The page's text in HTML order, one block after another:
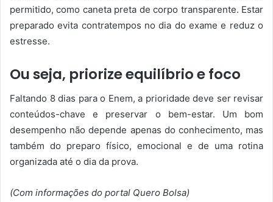
permitido, como caneta preta de corpo transparente. Estar
preparado evita contratempos no dia do exame e reduz o
estresse.
Ou seja, priorize equilíbrio e foco
Faltando 8 dias para o Enem, a prioridade deve ser revisar
conteúdos-chave e preservar o bem-estar. Um bom
desempenho não depende apenas do conhecimento, mas
também do preparo físico, emocional e de uma rotina
organizada até o dia da prova.
(Com informações do portal Quero Bolsa)